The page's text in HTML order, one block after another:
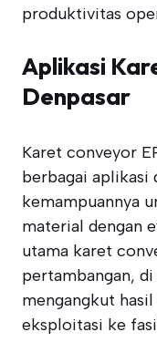
produktivitas
Aplikasi
Denpasar
Karet conveyor
berbagai aplikasi
kemampuannya
material dengan
utama karet
pertambangan,
mengangkut
eksploitasi ke